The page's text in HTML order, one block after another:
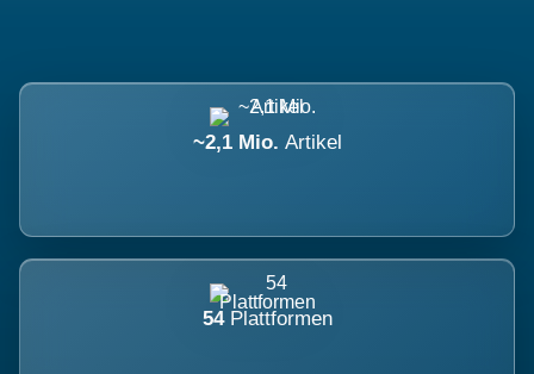
~2,1 Mio. Artikel
54 Plattformen